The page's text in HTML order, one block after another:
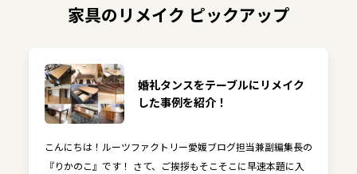
家具のリメイク ピックアップ
婚礼タンスをテーブルにリメイク
した事例を紹介！
こんにちは！ルーツファクトリー愛媛ブログ担当兼副編集長の
『りかのこ』です！ さて、ご挨拶もそこそこに早速本題に入